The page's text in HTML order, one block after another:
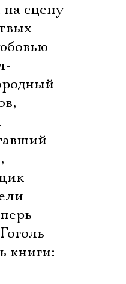
сцену
книги: